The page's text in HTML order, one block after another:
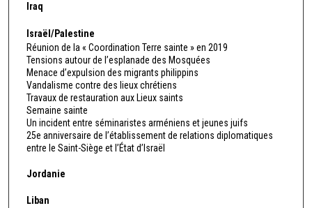
Iraq
Israël/Palestine
Réunion de la « Coordination Terre sainte » en 2019
Tensions autour de l’esplanade des Mosquées
Menace d’expulsion des migrants philippins
Vandalisme contre des lieux chrétiens
Travaux de restauration aux Lieux saints
Semaine sainte
Un incident entre séminaristes arméniens et jeunes juifs
25e anniversaire de l’établissement de relations diplomatiques
entre le Saint-Siège et l’État d’Israël
Jordanie
Liban